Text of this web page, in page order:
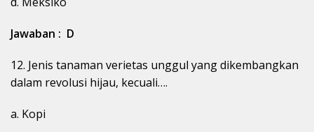
Jawaban : D
12. Jenis tanaman verietas unggul yang dikembangkan
dalam revolusi hijau, kecuali….
a. Kopi